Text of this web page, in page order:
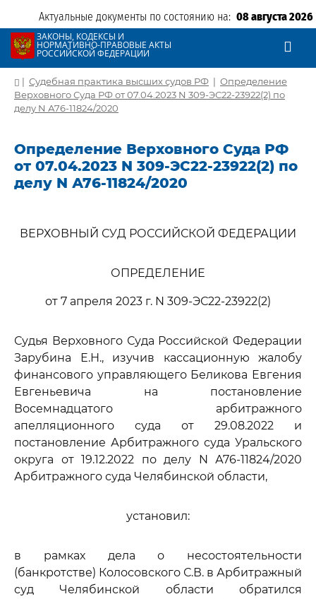
Актуальные документы по состоянию на: 08 августа 2026
ЗАКОНЫ, КОДЕКСЫ И
НОРМАТИВНО-ПРАВОВЫЕ АКТЫ
РОССИЙСКОЙ ФЕДЕРАЦИИ
| Судебная практика высших судов РФ | Определение
Верховного Суда РФ от 07.04.2023 N 309-ЭС22-23922(2) по
делу N А76-11824/2020
Определение Верховного Суда РФ
от 07.04.2023 N 309-ЭС22-23922(2) по
делу N А76-11824/2020
ВЕРХОВНЫЙ СУД РОССИЙСКОЙ ФЕДЕРАЦИИ
ОПРЕДЕЛЕНИЕ
от 7 апреля 2023 г. N 309-ЭС22-23922(2)
Судья Верховного Суда Российской Федерации
Зарубина Е.Н., изучив кассационную жалобу
финансового управляющего Беликова Евгения
Евгеньевича на постановление
Восемнадцатого арбитражного
апелляционного суда от 29.08.2022 и
постановление Арбитражного суда Уральского
округа от 19.12.2022 по делу N А76-11824/2020
Арбитражного суда Челябинской области,
установил:
в рамках дела о несостоятельности
(банкротстве) Колосовского С.В. в Арбитражный
суд Челябинской области обратился